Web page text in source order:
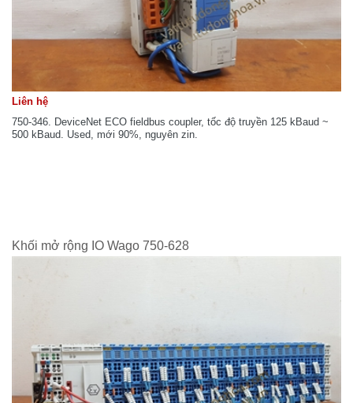
Liên hệ
750-346. DeviceNet ECO fieldbus coupler, tốc độ truyền 125 kBaud ~
500 kBaud. Used, mới 90%, nguyên zin.
Khối mở rộng IO Wago 750-628